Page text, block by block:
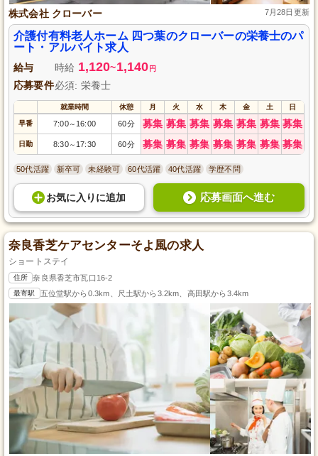
株式会社 クローバー 7月28日更新
介護付有料老人ホーム 四つ葉のクローバーの栄養士のパ
ート・アルバイト求人
給与 時給 1,120~1,140 円
応募要件必須: 栄養士
就業時間 休憩 月 火 水 木 金 土 日
早番 7:00～ 16:00 60分 募集 募集 募集 募集 募集 募集 募集
日勤 8:30～ 17:30 60分 募集 募集 募集 募集 募集 募集 募集
50代活躍 新卒可 未経験可 60代活躍 40代活躍 学歴不問
お気に入り に追加 応募画面へ進む
奈良香芝ケアセンターそよ風の求人
ショートステイ
住所 奈良県香芝市瓦口16-2
最寄駅 五位堂駅から0.3km、尺土駅から3.2km、高田駅から3.4km